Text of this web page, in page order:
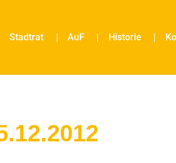
Stadtrat AuF Historie